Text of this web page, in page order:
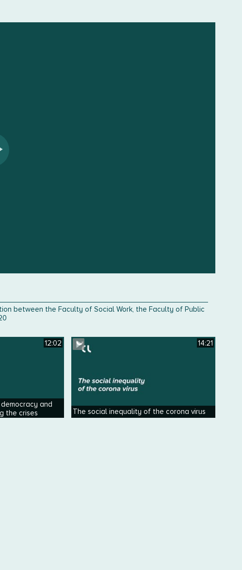
between the Faculty of Social Work, the Faculty of Public
12:02
and
the crises
14:21
The social inequality of the corona virus